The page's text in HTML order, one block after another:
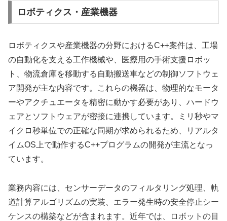
ロボティクス・産業機器
ロボティクスや産業機器の分野におけるC++案件は、工場
の自動化を支える工作機械や、医療用の手術支援ロボッ
ト、物流倉庫を移動する自動搬送車などの制御ソフトウェ
ア開発が主な内容です。これらの機器は、物理的なモータ
ーやアクチュエータを精密に動かす必要があり、ハードウ
ェアとソフトウェアが密接に連携しています。ミリ秒やマ
イクロ秒単位での正確な同期が求められるため、リアルタ
イムOS上で動作するC++プログラムの開発が主流となっ
ています。
業務内容には、センサーデータのフィルタリング処理、軌
道計算アルゴリズムの実装、エラー発生時の安全停止シー
ケンスの構築などが含まれます。近年では、ロボットの目